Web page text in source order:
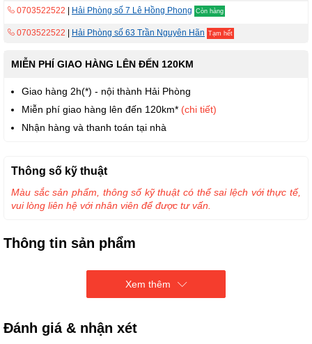
0703522522 Hải Phòng số 7 Lê Hồng Phong Còn hàng
0703522522 Hải Phòng số 63 Trần Nguyên Hãn Tạm hết
MIỄN PHÍ GIAO HÀNG LÊN ĐẾN 120KM
Giao hàng 2h(*) - nội thành Hải Phòng
Miễn phí giao hàng lên đến 120km* (chi tiết)
Nhận hàng và thanh toán tại nhà
Thông tin sản phẩm
Xem thêm
Thông số kỹ thuật
Màu sắc sản phẩm, thông số kỹ thuật có thể sai lệch với thực tế,
vui lòng liên hệ với nhân viên để được tư vấn.
Đánh giá & nhận xét